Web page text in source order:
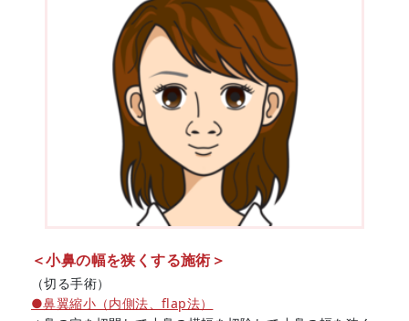
＜小鼻の幅を狭くする施術＞
（切る手術）
●鼻翼縮小（内側法、flap法）